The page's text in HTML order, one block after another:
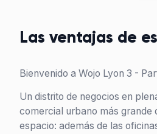
Las ventajas de
Bienvenido a Wojo Lyon 3 -
Un distrito de negocios en
comercial urbano más grande
espacio: además de las